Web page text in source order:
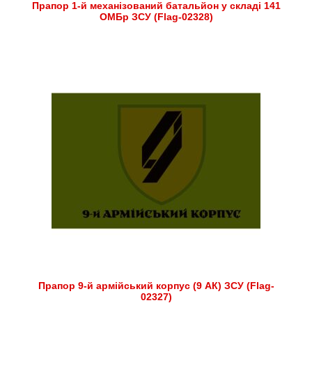
Прапор 1-й механізований батальйон у складі 141
ОМБр ЗСУ (Flag-02328)
Прапор 9-й армійський корпус (9 АК) ЗСУ (Flag-
02327)